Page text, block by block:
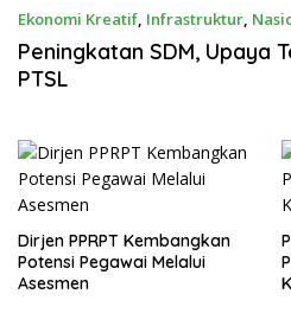
Ekonomi Kreatif, Infrastruktur,
Peningkatan SDM, Upaya
PTSL
Dirjen PPRPT Kembangkan
Potensi Pegawai Melalui
Asesmen